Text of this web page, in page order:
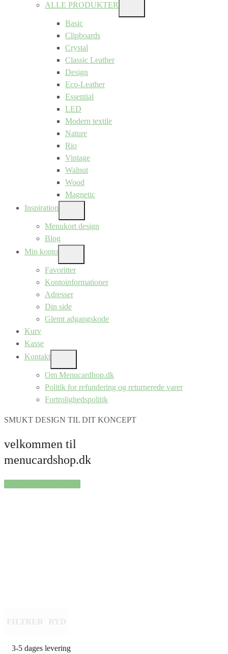
ALLE PRODUKTER
SUB
Basic
Clipboards
Crystal
Classic Leather
Design
Eco-Leather
Essential
LED
Modern textile
Nature
Rio
Vintage
Walnut
Wood
Magnetic
Inspiration
SUB
MENU
Menukort design
Blog
Min konto
SUB
MENU
Favoritter
Kontoinformationer
Adresser
Din side
Glemt adgangskode
Kurv
Kasse
Kontakt
SUB
MENU
Om Menucardhop.dk
Politik for refundering og returnerede varer
Fortrolighedspolitik
SMUKT DESIGN TIL DIT KONCEPT
velkommen til
menucardshop.dk
3-5 dages levering